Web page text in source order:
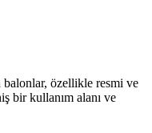
balonlar, özellikle resmi ve
bir kullanım alanı ve